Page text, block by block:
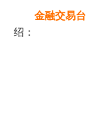
金融交易台
绍：